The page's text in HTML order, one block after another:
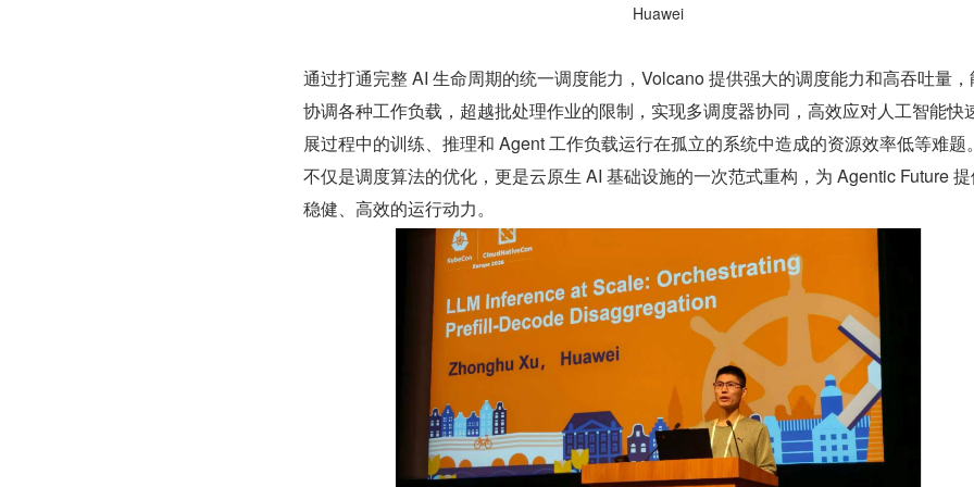
Huawei
通过打通完整 AI 生命周期的统一调度能力，Volcano 提供强大的调度能力和高吞吐量，
协调各种工作负载，超越批处理作业的限制，实现多调度器协同，高效应对人工智能快
展过程中的训练、推理和 Agent 工作负载运行在孤立的系统中造成的资源效率低等难题
不仅是调度算法的优化，更是云原生 AI 基础设施的一次范式重构，为 Agentic Future 提
稳健、高效的运行动力。